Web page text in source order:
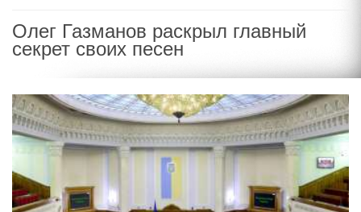
Олег Газманов раскрыл главный
секрет своих песен